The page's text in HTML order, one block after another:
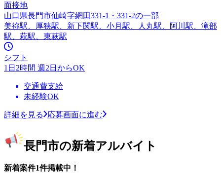
面接地
山口県長門市仙崎字網田331-1・331-2の一部
美祢駅、厚狭駅、新下関駅、小月駅、人丸駅、阿川駅、滝部
駅、萩駅、東萩駅
シフト
1日2時間 週2日からOK
交通費支給
未経験OK
詳細を見る 応募画面に進む
長門市の新着アルバイト
新着案件1件掲載中！